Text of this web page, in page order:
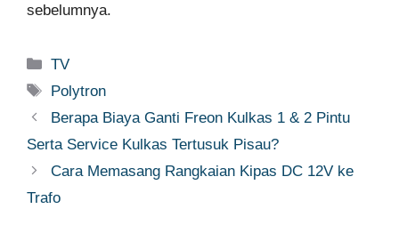
sebelumnya.
Categories
TV
Tags
Polytron
Berapa Biaya Ganti Freon Kulkas 1 & 2 Pintu
Serta Service Kulkas Tertusuk Pisau?
Cara Memasang Rangkaian Kipas DC 12V ke
Trafo